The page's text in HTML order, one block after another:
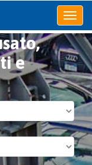
Apri
o
chiudi
menu
e